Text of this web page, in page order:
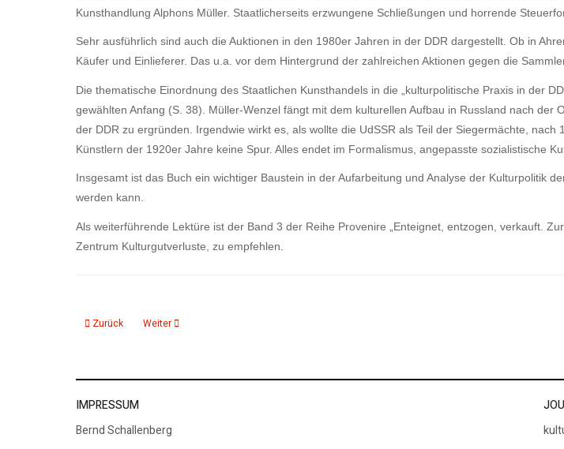
Kunsthandlung Alphons Müller. Staatlicherseits erzwungene Schließungen und horrende
Sehr ausführlich sind auch die Auktionen in den 1980er Jahren in der DDR dargestellt. Ob in
Käufer und Einlieferer. Das u.a. vor dem Hintergrund der zahlreichen Aktionen gegen die
Die thematische Einordnung des Staatlichen Kunsthandels in die „kulturpolitische Praxis in der
gewählten Anfang (S. 38). Müller-Wenzel fängt mit dem kulturellen Aufbau in Russland nach der
der DDR zu ergründen. Irgendwie wirkt es, als wollte die UdSSR als Teil der Siegermächte,
Künstlern der 1920er Jahre keine Spur. Alles endet im Formalismus, angepasste sozialistische
Insgesamt ist das Buch ein wichtiger Baustein in der Aufarbeitung und Analyse der Kulturpolitik
werden kann.
Als weiterführende Lektüre ist der Band 3 der Reihe Provenire „Enteignet, entzogen, verkauft.
Zentrum Kulturgutverluste, zu empfehlen.
Vorheriger Beitrag: Neues Online-Portal über Vertragsarbeiter aus Mosambik
Zurück Nächster Beitrag: Rezension Heavy Metal in der DDR
Weiter
IMPRESSUM
Bernd Schallenberg